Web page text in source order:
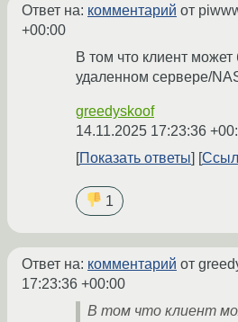
Ответ на: комментарий от
+00:00
В том что клиент
удаленном сервере/
greedyskoof
14.11.2025 17:23:36
Показать ответы
1
Ответ на: комментарий от
17:23:36 +00:00
В том что клиент